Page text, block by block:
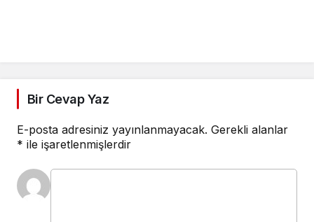
Bir Cevap Yaz
E-posta adresiniz yayınlanmayacak. Gerekli alanlar
* ile işaretlenmişlerdir